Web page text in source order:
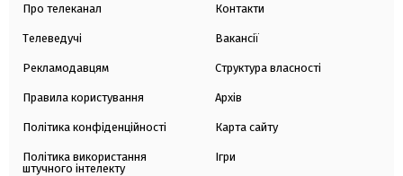
Про телеканал
Телеведучі
Рекламодавцям
Правила користування
Політика конфіденційності
Політика використання
штучного інтелекту
Контакти
Вакансії
Структура власності
Архів
Карта сайту
Ігри